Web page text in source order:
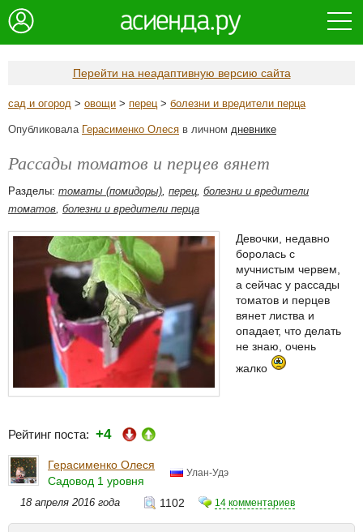
Перейти на неадаптивную версию сайта
сад и огород > овощи > перец> болезни и вредители перца
Опубликовала Герасименко Олеся в личном дневнике
Рассады томатов и перцев вянет
Разделы: томаты (помидоры), перец, болезни и вредители
томатов, болезни и вредители перца
Девочки, недавно
боролась с
мучнистым червем,
а сейчас у рассады
томатов и перцев
вянет листва и
опадает, что делать
не знаю, очень
жалко
Рейтинг поста: +4
Герасименко Олеся
Садовод 1 уровня
Улан-Удэ
18 апреля 2016 года 1102 14 комментариев